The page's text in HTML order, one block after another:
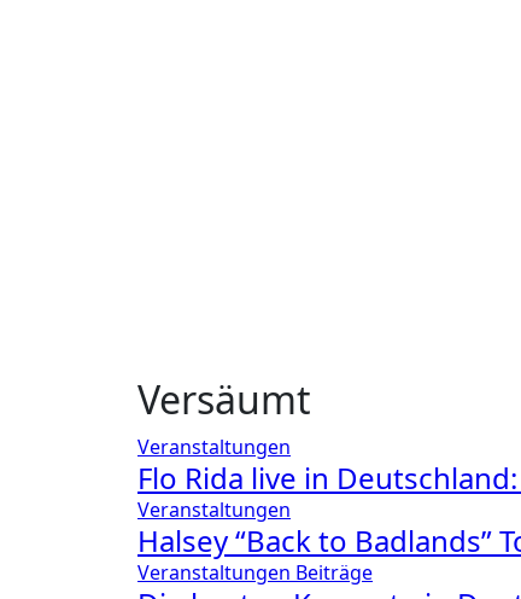
Versäumt
Veranstaltungen
Flo Rida live in
Veranstaltungen
Halsey “Back to Badlands”
Veranstaltungen Beiträge